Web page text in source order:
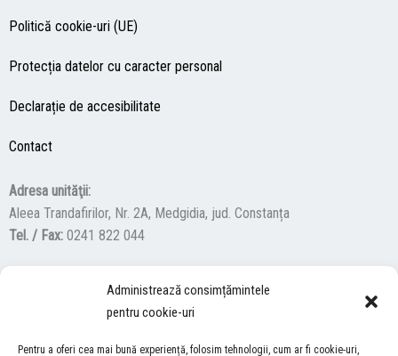
Administrează consimțămintele
pentru cookie-uri
Pentru a oferi cea mai bună experiență, folosim tehnologii, cum ar fi cookie-uri,
Politică cookie-uri (UE)
Protecția datelor cu caracter personal
Declarație de accesibilitate
Contact
Adresa unităţii:
Aleea Trandafirilor, Nr. 2A, Medgidia, jud. Constanța
Tel. / Fax: 0241 822 044
F
a
c
Y
u
I
s